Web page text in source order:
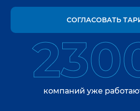
СОГЛАСОВАТЬ
компаний уже